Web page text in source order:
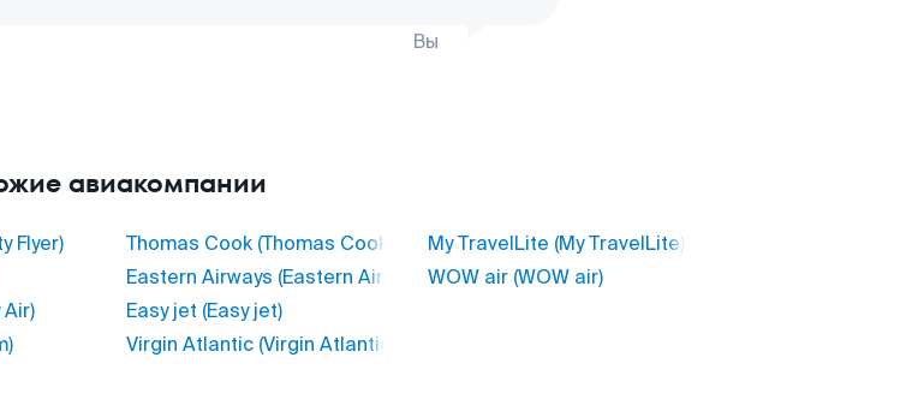
Вы
авиакомпании
Flyer)
Thomas Cook (Thomas Cook)
Eastern Airways (Eastern Airways)
Easy jet (Easy jet)
Virgin Atlantic (Virgin Atlantic)
My TravelLite (My TravelLite)
WOW air (WOW air)